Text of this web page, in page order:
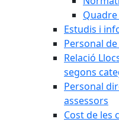
Estudis i
Personal
Relació
segons
Personal
assessors
Cost de les